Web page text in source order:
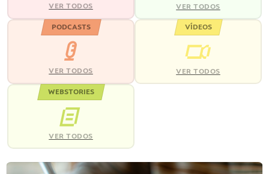
VER TODOS VER TODOS
PODCASTS
VER TODOS
VÍDEOS
VER TODOS
WEBSTORIES
VER TODOS